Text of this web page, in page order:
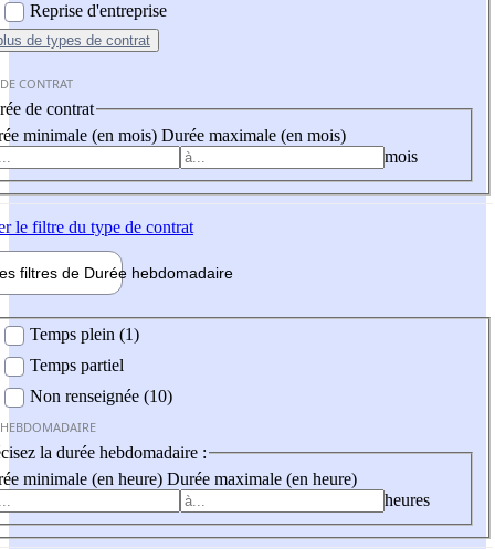
Reprise d'entreprise
de types de contrat
CONTRAT
de contrat
minimale (en mois) Durée maximale (en mois)
mois
le filtre du type de contrat
filtres de Durée hebdomadaire
Temps plein (1)
Temps partiel
Non renseignée (10)
la durée hebdomadaire :
minimale (en heure) Durée maximale (en heure)
heures